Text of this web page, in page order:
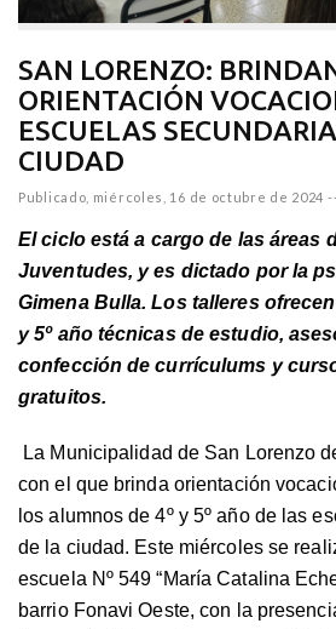
SAN LORENZO:
ORIENTACIÓN
ESCUELAS
CIUDAD
Publicado, miércoles, 16 de octubre de 2024
El ciclo está a cargo de las áreas
Juventudes, y es dictado por la
Gimena Bulla. Los talleres
y 5º año técnicas de estudio,
confección de currículums y
gratuitos.
La Municipalidad de San Lorenzo
con el que brinda orientación
los alumnos de 4º y 5º año de las
de la ciudad. Este miércoles se
escuela Nº 549 “María Catalina
barrio Fonavi Oeste, con la